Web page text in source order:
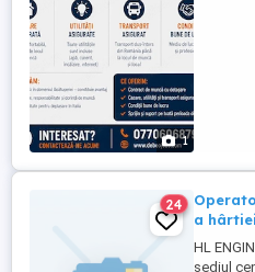
1
24
a
HL
sediul